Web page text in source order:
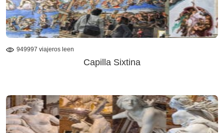
949997 viajeros leen
Capilla Sixtina